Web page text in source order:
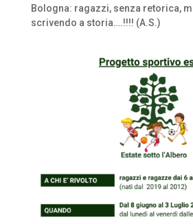
Bologna: ragazzi, senza retorica,
scrivendo a storia….!!!! (A.S.)